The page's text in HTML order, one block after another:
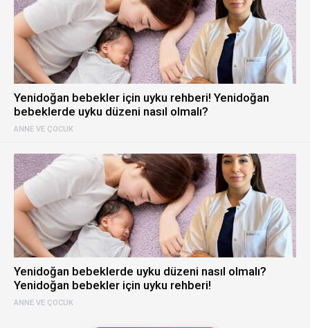
ANNE VE ÇOCUK
Yenidoğan bebekler için uyku rehberi! Yenidoğan
bebeklerde uyku düzeni nasıl olmalı?
ANNE VE ÇOCUK
Yenidoğan bebeklerde uyku düzeni nasıl olmalı?
Yenidoğan bebekler için uyku rehberi!